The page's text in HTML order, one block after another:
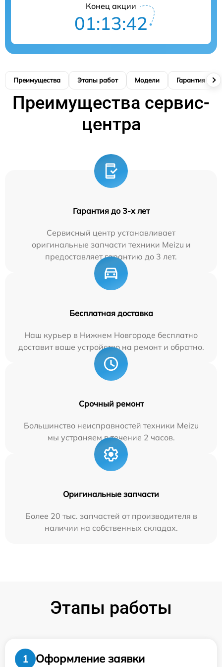
Конец акции
01:13:41
Преимущества Этапы работ Модели Гарантия
Преимущества сервис-
центра
Гарантия до 3-х лет
Сервисный центр устанавливает
оригинальные запчасти техники Meizu и
предоставляет гарантию до 3 лет.
Бесплатная доставка
Наш курьер в Нижнем Новгороде бесплатно
доставит ваше устройство на ремонт и обратно.
Срочный ремонт
Большинство неисправностей техники Meizu
мы устраняем в течение 2 часов.
Оригинальные запчасти
Более 20 тыс. запчастей от производителя в
наличии на собственных складах.
Этапы работы
1
Оформление заявки